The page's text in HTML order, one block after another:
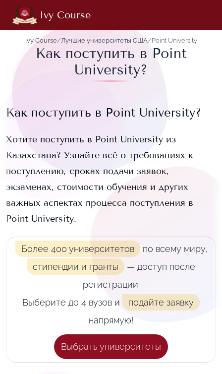
Ivy Course
Ivy Course/Лучшие университеты США/Point University
Как поступить в Point
University?
Как поступить в Point University?
Хотите поступить в Point University из
Казахстана? Узнайте всё о требованиях к
поступлению, сроках подачи заявок,
экзаменах, стоимости обучения и других
важных аспектах процесса поступления в
Point University.
Более 400 университетов по всему миру,
стипендии и гранты
— доступ после
регистрации.
Выберите до 4 вузов и
подайте заявку
напрямую!
Выбрать университеты